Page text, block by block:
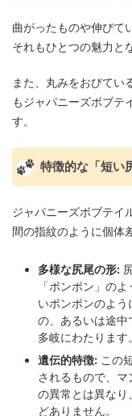
曲がったものや伸びて
それもひとつの魅力と
また、丸みをおびてい
もジャパニーズボブテ
す。
特徴的な「短い
ジャパニーズボブテイ
間の指紋のように個体
多様な尻尾の形:
「ポンポン」の
いポンポンのよ
の、あるいは途中
多岐にわたります。
遺伝的特徴: この
されるもので、
の異常とは異なり
どありません。